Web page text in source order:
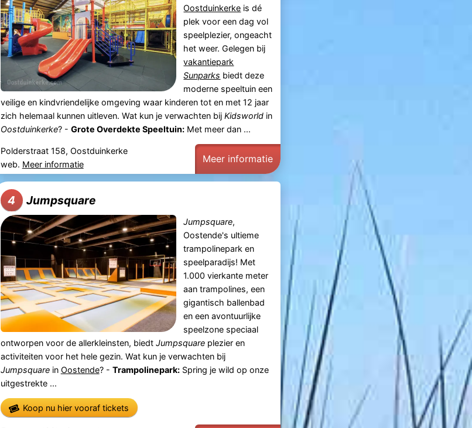
Oostduinkerke is dé
plek voor een dag vol
speelplezier, ongeacht
het weer. Gelegen bij
vakantiepark
Sunparks biedt deze
moderne speeltuin een
veilige en kindvriendelijke omgeving waar kinderen tot en met 12 jaar
zich helemaal kunnen uitleven. Wat kun je verwachten bij Kidsworldin
Oostduinkerke? - Grote Overdekte Speeltuin:Met meer dan ...
Polderstraat 158, Oostduinkerke
web. Meer informatie Meer informatie
4 Jumpsquare
Jumpsquare,
Oostende's ultieme
trampolinepark en
speelparadijs! Met
1.000 vierkante meter
aan trampolines, een
gigantisch ballenbad
en een avontuurlijke
speelzone speciaal
ontworpen voor de allerkleinsten, biedt Jumpsquareplezier en
activiteiten voor het hele gezin. Wat kun je verwachten bij
Jumpsquarein Oostende? - Trampolinepark:Spring je wild op onze
uitgestrekte ...
Koop nu hier vooraf tickets